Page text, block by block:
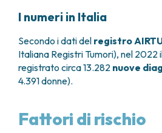
I numeri in Italia
Secondo i dati del registro
Italiana Registri Tumori), nel 2022
registrato circa 13.282 nuove
4.391 donne).
Fattori di rischio